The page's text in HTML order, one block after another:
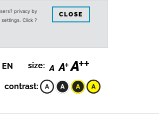
privacy by
Click ?
CLOSE
EN size:
contrast: